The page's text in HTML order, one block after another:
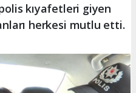
kıyafetleri giyen
herkesi mutlu etti.